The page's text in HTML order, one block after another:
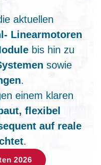
aktuellen
Linearmotoren
bis hin zu
sowie
.
einem klaren
flexibel
auf reale
.
2026